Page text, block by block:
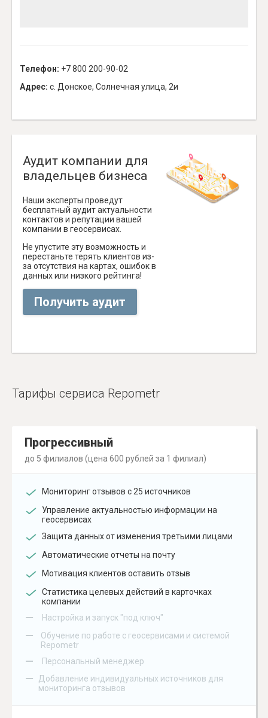
Телефон: +7 800 200-90-02
Адрес: с. Донское, Солнечная улица, 2и
Аудит компании для
владельцев бизнеса
Наши эксперты проведут
бесплатный аудит актуальности
контактов и репутации вашей
компании в геосервисах.
Не упустите эту возможность и
перестаньте терять клиентов из-
за отсутствия на картах, ошибок в
данных или низкого рейтинга!
Получить аудит
Тарифы сервиса Repometr
Прогрессивный
до 5 филиалов (цена 600 рублей за 1 филиал)
Мониторинг отзывов с 25 источников
Управление актуальностью информации на
геосервисах
Защита данных от изменения третьими лицами
Автоматические отчеты на почту
Мотивация клиентов оставить отзыв
Статистика целевых действий в карточках
компании
– Настройка и запуск "под ключ"
–
Обучение по работе с геосервисами и системой
Repometr
– Персональный менеджер
–
Добавление индивидуальных источников для
мониторинга отзывов